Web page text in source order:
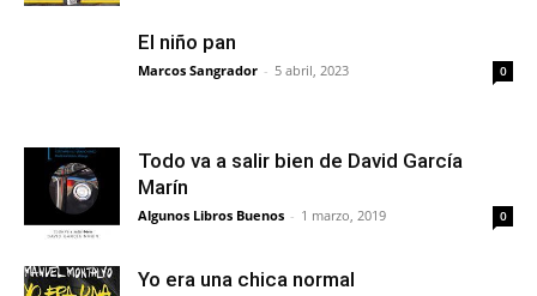
El niño pan
Marcos Sangrador - 5 abril, 2023 0
Todo va a salir bien de David García
Marín
Algunos Libros Buenos - 1 marzo, 2019 0
Yo era una chica normal